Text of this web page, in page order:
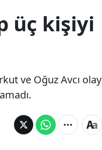
üç kişiyi
ve Oğuz Avcı olay